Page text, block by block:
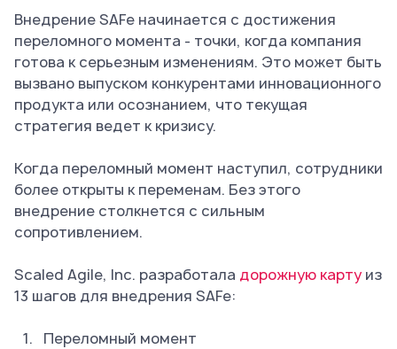
Внедрение SAFe начинается с достижения
переломного момента - точки, когда компания
готова к серьезным изменениям. Это может быть
вызвано выпуском конкурентами инновационного
продукта или осознанием, что текущая
стратегия ведет к кризису.
Когда переломный момент наступил, сотрудники
более открыты к переменам. Без этого
внедрение столкнется с сильным
сопротивлением.
Scaled Agile, Inc. разработала дорожную карту из
13 шагов для внедрения SAFe:
Переломный момент